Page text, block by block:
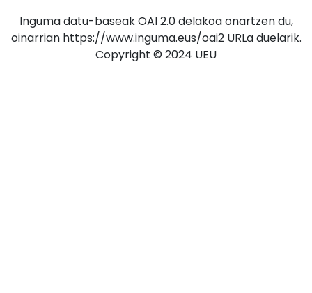
Inguma datu-baseak OAI 2.0 delakoa onartzen du,
oinarrian https://www.inguma.eus/oai2 URLa duelarik.
Copyright © 2024 UEU